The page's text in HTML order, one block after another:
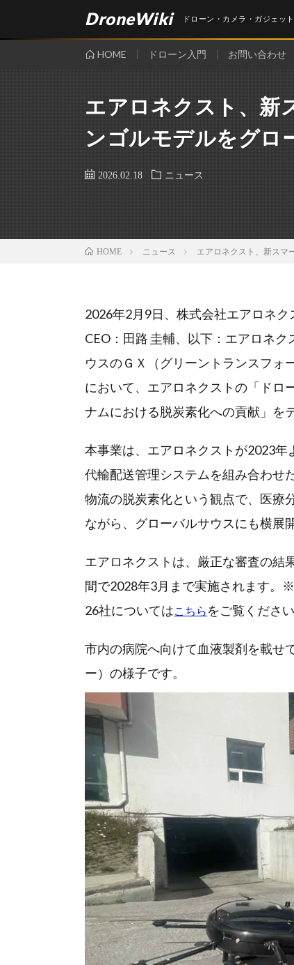
DroneWiki ドローン・カメラ・ガジェッ
HOME ドローン入門 お問い合わせ
エアロネクスト、新
ンゴルモデルをグロ
2026.02.18 ニュース
HOME ニュース エアロネクスト、新スマ
2026年2月9日、株式会社エアロネ
CEO：田路 圭輔、以下：エアロネ
ウスのＧＸ（グリーントランスフォ
において、エアロネクストの「ドロ
ナムにおける脱炭素化への貢献」を
本事業は、エアロネクストが2023
代輸配送管理システムを組み合わせ
物流の脱炭素化という観点で、医療
ながら、グローバルサウスにも横展
エアロネクストは、厳正な審査の結
間で2028年3月まで実施されます。
26社についてはこちら をご覧ください
市内の病院へ向けて血液製剤を載せ
ー）の様子です。